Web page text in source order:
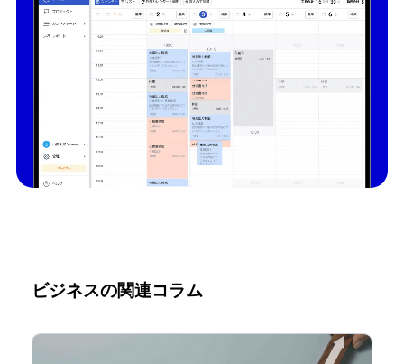
ビジネスの関連コラム